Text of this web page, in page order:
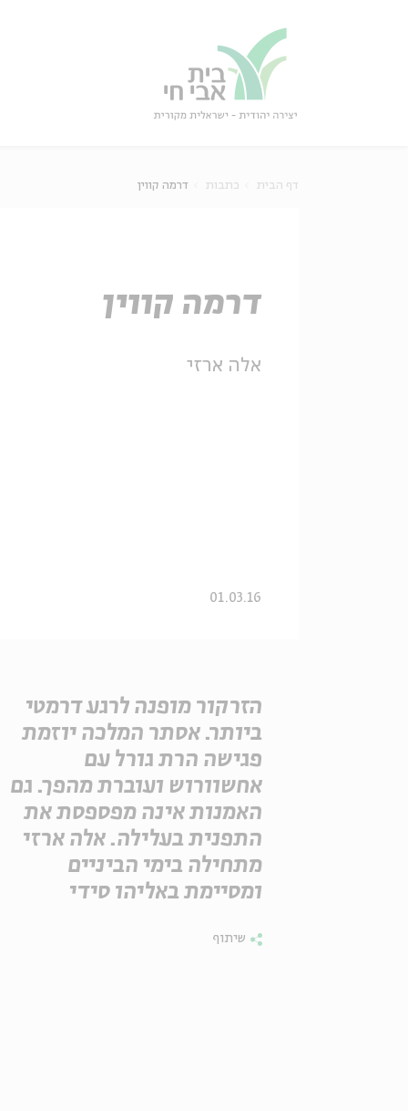
דף הבית כתבות דרמה קווין
דרמה קווין
אלה ארזי
01.03.16
הזרקור מופנה לרגע דרמטי
ביותר. אסתר המלכה יוזמת
פגישה הרת גורל עם
אחשוורוש ועוברת מהפך. גם
האמנות אינה מפספסת את
התפנית בעלילה. אלה ארזי
מתחילה בימי הביניים
ומסיימת באליהו סידי
שיתוף